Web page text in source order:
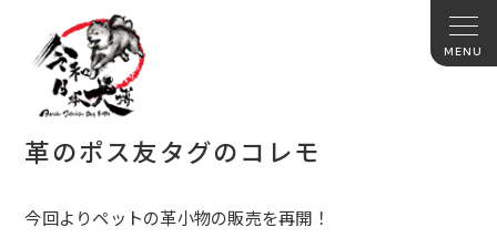
革のポス友タグのコレモ
今回よりペットの革小物の販売を再開！